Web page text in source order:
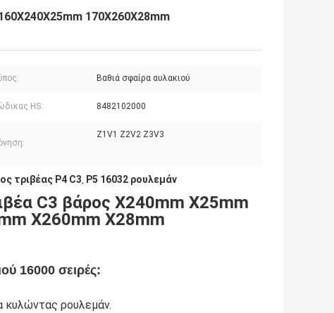
170X260X28mm
Βαθιά σφαίρα αυλακιού
HS: 8482102000
Z1V1 Z2V2 Z3V3
τριβέας P4 C3, P5 16032 ρουλεμάν
C3 βάρος X240mm X25mm
X260mm X28mm
16000 σειρές:
κυλώντας ρουλεμάν.